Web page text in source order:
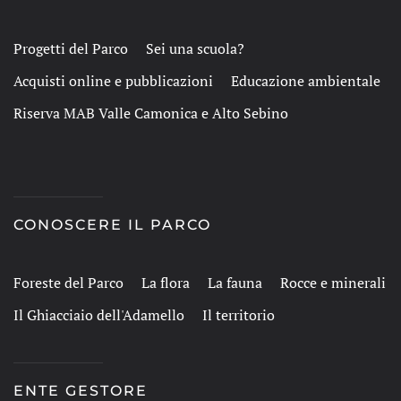
Progetti del Parco
Sei una scuola?
Acquisti online e pubblicazioni
Educazione ambientale
Riserva MAB Valle Camonica e Alto Sebino
CONOSCERE IL PARCO
Foreste del Parco La flora La fauna
Rocce e minerali
Il Ghiacciaio dell'Adamello
Il territorio
ENTE GESTORE